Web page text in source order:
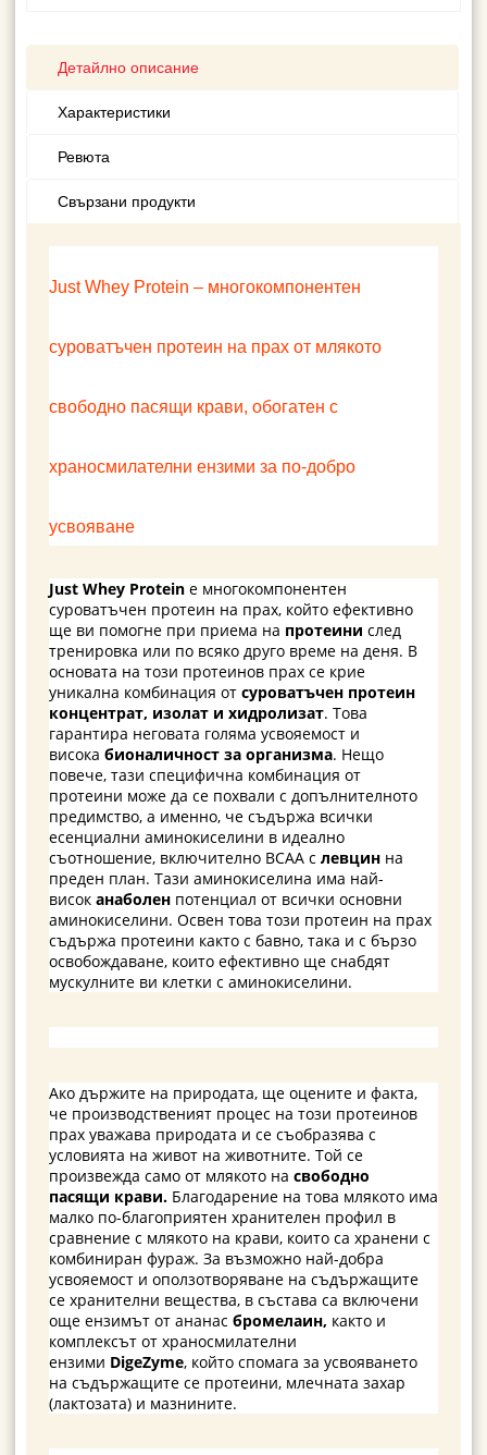
Детайлно описание
Характеристики
Ревюта
Свързани продукти
Just Whey Protein – многокомпонентен
суроватъчен протеин на прах от млякото
свободно пасящи крави, обогатен с
храносмилателни ензими за по-добро
усвояване
Just Whey Protein е многокомпонентен
суроватъчен протеин на прах, който ефективно
ще ви помогне при приема на протеини след
тренировка или по всяко друго време на деня. В
основата на този протеинов прах се крие
уникална комбинация от суроватъчен протеин
концентрат, изолат и хидролизат. Това
гарантира неговата голяма усвояемост и
висока бионаличност за организма. Нещо
повече, тази специфична комбинация от
протеини може да се похвали с допълнителното
предимство, а именно, че съдържа всички
есенциални аминокиселини в идеално
съотношение, включително BCAA с левцин на
преден план. Тази аминокиселина има най-
висок анаболен потенциал от всички основни
аминокиселини. Освен това този протеин на прах
съдържа протеини както с бавно, така и с бързо
освобождаване, които ефективно ще снабдят
мускулните ви клетки с аминокиселини.
Ако държите на природата, ще оцените и факта,
че производственият процес на този протеинов
прах уважава природата и се съобразява с
условията на живот на животните. Той се
произвежда само от млякото на свободно
пасящи крави. Благодарение на това млякото има
малко по-благоприятен хранителен профил в
сравнение с млякото на крави, които са хранени с
комбиниран фураж. За възможно най-добра
усвояемост и оползотворяване на съдържащите
се хранителни вещества, в състава са включени
още ензимът от ананас бромелаин, както и
комплексът от храносмилателни
ензими DigeZyme, който спомага за усвояването
на съдържащите се протеини, млечната захар
(лактозата) и мазнините.